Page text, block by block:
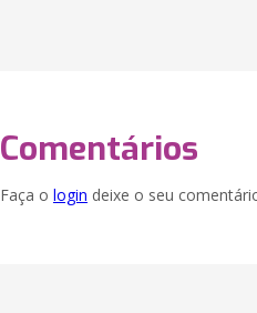
Comentários
Faça o login deixe o seu